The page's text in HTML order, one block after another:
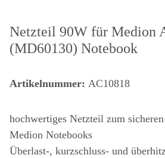
Netzteil 90W für Medion
(MD60130) Notebook
Artikelnummer: AC10818
hochwertiges Netzteil zum
Medion Notebooks
Überlast-, kurzschluss- und